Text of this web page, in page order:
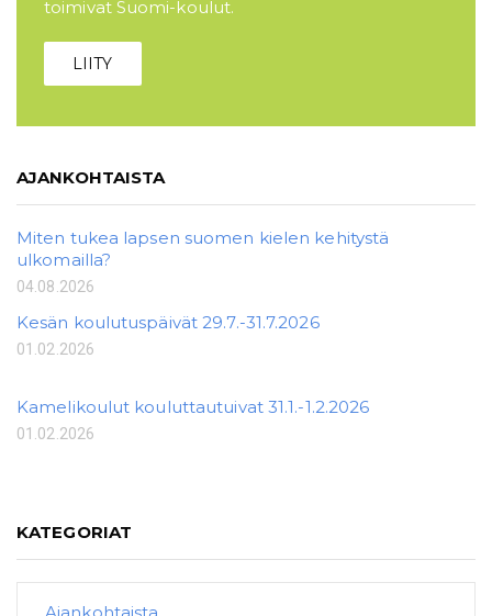
toimivat Suomi-koulut.
LIITY
AJANKOHTAISTA
Miten tukea lapsen suomen kielen kehitystä
ulkomailla?
04.08.2026
Kesän koulutuspäivät 29.7.-31.7.2026
01.02.2026
Kamelikoulut kouluttautuivat 31.1.-1.2.2026
01.02.2026
KATEGORIAT